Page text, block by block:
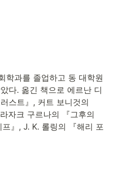
학과를 졸업하고 동 대학원
다. 옮긴 책으로 에르난 디
스트』, 커트 보니것의
자크 구르나의 『그후의
』, J. K. 롤링의 『해리 포